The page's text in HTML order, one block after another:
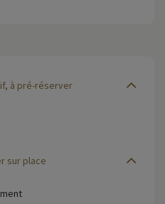
à pré-réserver
sur place